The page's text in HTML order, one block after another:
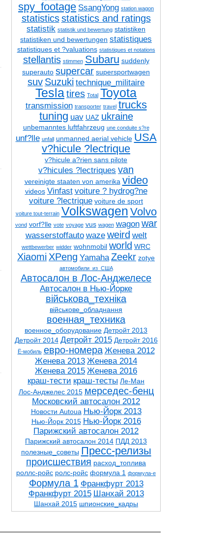
spy_footage SsangYong station wagon
statistics statistics and ratings
statistik statistik und bewertung statistiken
statistiken und bewertungen statistiques
statistiques et ?valuations statistiques et notations
stellantis stimmen Subaru suddenly
superauto supercar supersportwagen
suv Suzuki technique_militaire
Teslatires Total Toyota
transmission transporter travel trucks
tuning uav UAZ ukraine
unbemanntes luftfahrzeug une conduite s?re
unf?lle unfall unmanned aerial vehicle USA
v?hicule ?lectrique
v?hicule a?rien sans pilote
v?hicules ?lectriques van
vereinigte staaten von amerika video
videos Vinfast voiture ? hydrog?ne
voiture ?lectrique voiture de sport
voiture tout-terrain Volkswagen Volvo
vond vorf?lle vote voyage vus wagen wagon war
wasserstoffauto waze weird welt
wettbewerber widder wohnmobil world WRC
Xiaomi XPeng Yamaha Zeekr zotye
автомобили_из_США
Автосалон в Лос-Анджелесе
Автосалон в Нью-Йорке
військова_техніка
військове_обладнання
военная_техника
военное_оборудование Детройт 2013
Детройт 2014 Детройт 2015 Детройт 2016
Ё-мобиль евро-номера Женева 2012
Женева 2013 Женева 2014
Женева 2015 Женева 2016
краш-тести краш-тесты Ле-Ман
Лос-Анджелес 2015 мерседес-бенц
Московский автосалон 2012
Новости Autoua Нью-Йорк 2013
Нью-Йорк 2015 Нью-Йорк 2016
Парижский автосалон 2012
Парижский автосалон 2014 ПДД 2013
полезные_советы Пресс-релизы
проиcшествия расход_топлива
роллс-ройс ролс-ройс формула 1 формула-е
Формула 1 Франкфурт 2013
Франкфурт 2015 Шанхай 2013
Шанхай 2015 шпионские_кадры